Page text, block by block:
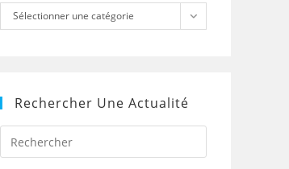
Catégories
Sélectionner une catégorie
Rechercher Une Actualité
Press
to